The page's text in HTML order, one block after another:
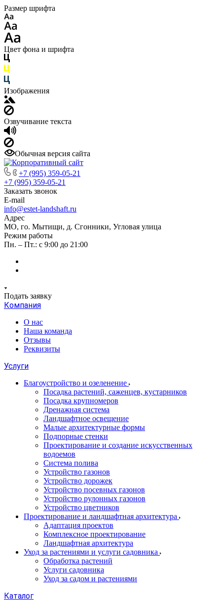
Размер шрифта
Цвет фона и шрифта
Изображения
Озвучивание текста
Обычная версия сайта
+7 (995) 359-05-21
+7 (995) 359-05-21
Заказать звонок
E-mail
info@estet-landshaft.ru
Адрес
МО, го. Мытищи, д. Сгонники, Угловая улица
Режим работы
Пн. – Пт.: с 9:00 до 21:00
Подать заявку
Компания
О нас
Наша команда
Отзывы
Реквизиты
Услуги
Благоустройство и озеленение
Посадка растений, саженцев, кустарников
Посадка крупномеров
Дренажная система
Ландшафтное освещение
Малые архитектурные формы
Подпорные стенки
Проектирование и создание искусственных
водоемов
Система полива
Устройство газонов
Устройство дорожек
Устройство посевных газонов
Устройство рулонных газонов
Устройство цветников
Проектирование и ландшафтная архитектура
Адаптация проектов
Комплексное проектирование
Ландшафтная архитектура
Уход за растениями и услуги садовника
Обработка растений
Услуги садовника
Уход за садом и растениями
Каталог